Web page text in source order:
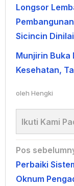
Longsor
Sicincin
Munjirin Buka
Kesehatan,
oleh Hengki
Ikuti Kami
Navigasi
pos
Pos
Perbaiki
Oknum